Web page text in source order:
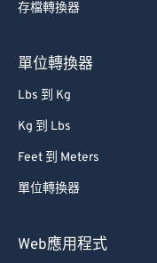
存檔轉換器
單位轉換器
Lbs 到 Kg
Kg 到 Lbs
Feet 到 Meters
單位轉換器
Web應用程式